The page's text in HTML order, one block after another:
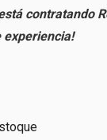
contratando
experiencia!